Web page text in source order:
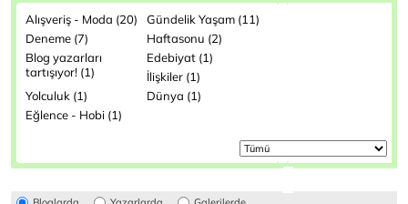
Alışveriş - Moda (20)
Gündelik Yaşam (11)
Deneme (7)
Haftasonu (2)
Blog yazarları
tartışıyor! (1)
Edebiyat (1)
İlişkiler (1)
Yolculuk (1)
Dünya (1)
Eğlence - Hobi (1)